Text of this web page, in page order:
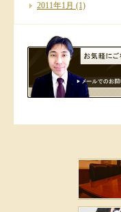
2011年1月 (1)